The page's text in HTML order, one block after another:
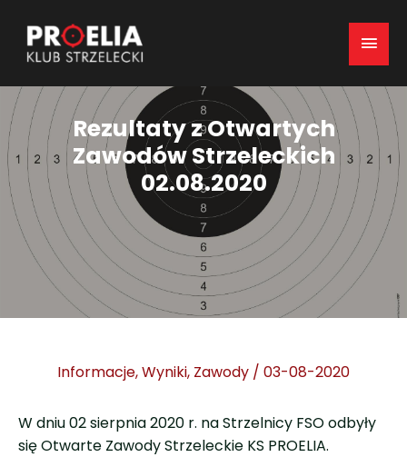
Main
Rezultaty z Otwartych
Zawodów Strzeleckich
02.08.2020
Informacje,Wyniki, Zawody / 03-08-2020
W dniu 02 sierpnia 2020 r. na Strzelnicy FSO odbyły
się Otwarte Zawody Strzeleckie KS PROELIA.